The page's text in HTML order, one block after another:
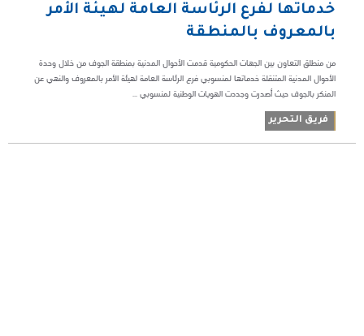
خدماتها لفرع الرئاسة العامة لهيئة الأمر
بالمعروف بالمنطقة
من منطلق التعاون بين الجهات الحكومية قدمت الأحوال المدنية بمنطقة الجوف من خلال وحدة
الأحوال المدنية المتنقلة خدماتها لمنسوبي فرع الرئاسة العامة لهيئة الأمر بالمعروف والنهي عن
المنكر بالجوف حيث أصدرت وجددت الهويات الوطنية لمنسوبي ...
فريق التحرير